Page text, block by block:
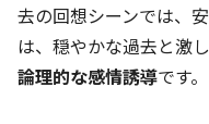
去の回想シーンでは、
は、穏やかな過去と激
論理的な感情誘導です。